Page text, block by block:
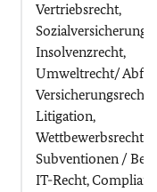
Vertriebsrecht,
Sozialversicherung,
Insolvenzrecht,
Umweltrecht/
Versicherungsrecht,
Litigation,
Wettbewerbsrecht,
Subventionen /
IT-Recht,